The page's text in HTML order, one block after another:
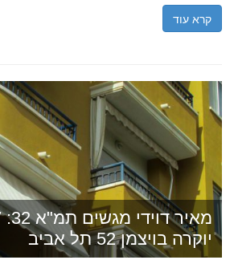
קרא עוד
יוקרה בויצמן 52 תל אביב